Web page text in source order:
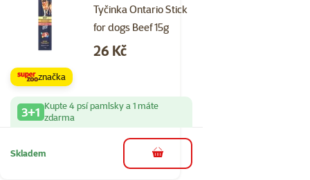
Tyčinka Ontario Stick
for dogs Beef 15g
Cena
26 Kč
značka
3+1 Kupte 4 psí pamlsky a 1 máte
zdarma
Skladem do košíku